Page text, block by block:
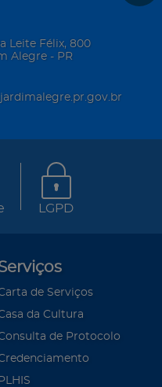
Leite Félix, 800
Alegre - PR
LGPD
de Serviços
da Cultura
de Protocolo
PLHIS